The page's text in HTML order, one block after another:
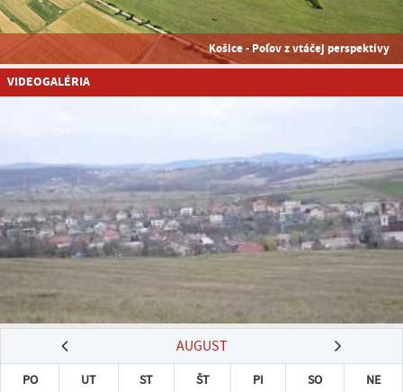
Košice - Poľov z vtáčej perspektívy
VIDEOGALÉRIA
AUGUST
PO UT ST ŠT PI SO
NE